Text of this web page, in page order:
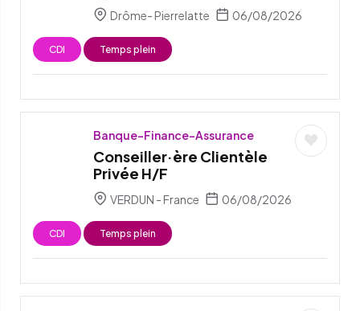
Drôme- Pierrelatte 06/08/2026
CDI Temps plein
Banque-Finance-Assurance
Conseiller·ère Clientèle
Privée H/F
VERDUN - France 06/08/2026
CDI Temps plein